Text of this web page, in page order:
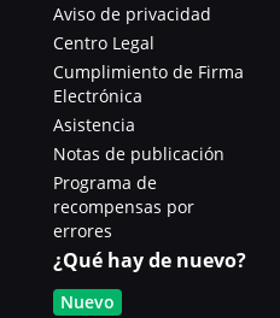
Aviso de privacidad
Centro Legal
Cumplimiento de Firma
Electrónica
Asistencia
Notas de publicación
Programa de
recompensas por
errores
¿Qué hay de nuevo?
Nuevo